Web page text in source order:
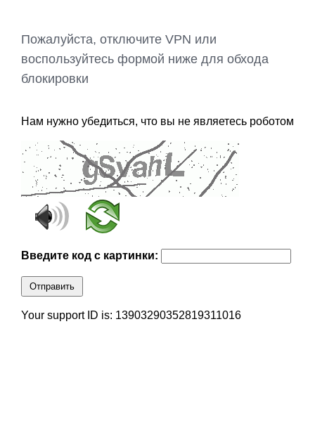
Пожалуйста, отключите VPN или
воспользуйтесь формой ниже для обхода
блокировки
Нам нужно убедиться, что вы не являетесь роботом
Введите код с картинки:
Отправить
Your support ID is: 13903290352819311016